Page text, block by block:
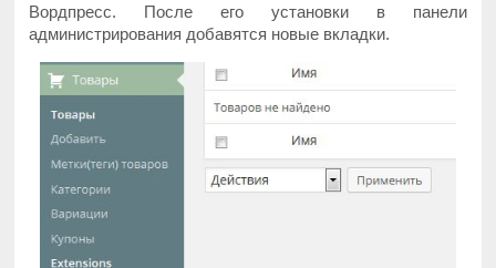
Вордпресс. После его установки в панели
администрирования добавятся новые вкладки.